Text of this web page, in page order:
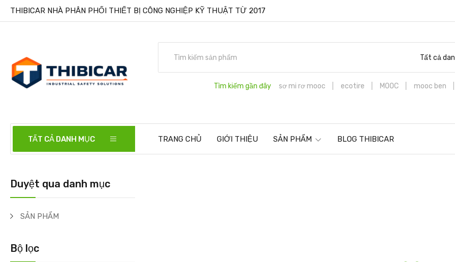
THIBICAR NHÀ PHÂN PHỐI THIẾT BỊ CÔNG NGHIỆP KỸ THUẬT TỪ 2017
Tất cả
Tìm kiếm gần đây sơ mi rơ mooc ecotire MOOC mooc ben
TẤT CẢ DANH MỤC TRANG CHỦ GIỚI THIỆU SẢN PHẨM BLOG THIBICAR
Duyệt qua danh mục
SẢN PHẨM
Bộ lọc